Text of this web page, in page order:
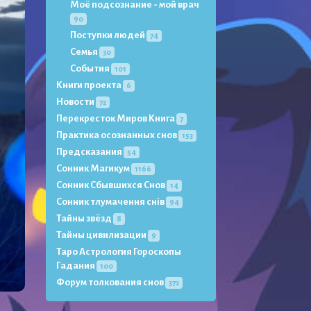
Моё подсознание - мой врач
90
Поступки людей 74
Семья 30
События 101
Книги проекта 6
Новости 72
Перекресток Миров Книга 7
Практика осознанных снов 153
Предсказания 54
Сонник Магикум 1166
Сонник Сбывшихся Снов 14
Сонник тлумачення снів 94
Тайны звёзд 8
Тайны цивилизации 9
Таро Астрология Гороскопы
Гадания
100
Форум толкования снов 372